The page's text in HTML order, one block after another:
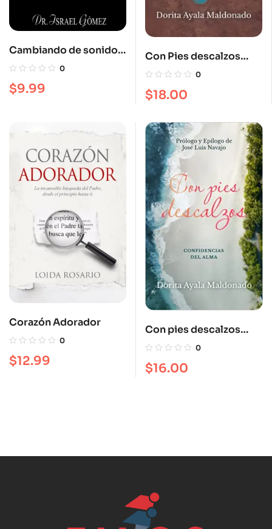
Cambiando de sonido
para ver manifestación
0
$9.99
Con Pies descalzos
Confidencias del
corazón
0
$18.00
Corazón Adorador
0
$12.99
Con pies descalzos
Confidencias del alma
0
$16.00